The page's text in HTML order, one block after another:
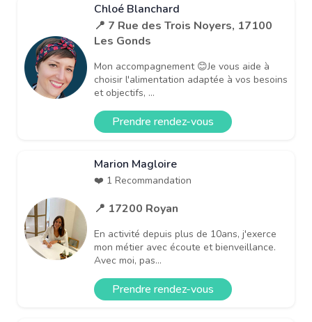
Chloé Blanchard
📍 7 Rue des Trois Noyers, 17100
Les Gonds
Mon accompagnement 😊Je vous aide à
choisir l'alimentation adaptée à vos besoins
et objectifs, ...
Prendre rendez-vous
Marion Magloire
❤️ 1 Recommandation
📍 17200 Royan
En activité depuis plus de 10ans, j'exerce
mon métier avec écoute et bienveillance.
Avec moi, pas...
Prendre rendez-vous